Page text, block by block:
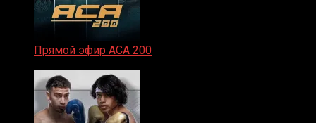
Прямой эфир ACA 200